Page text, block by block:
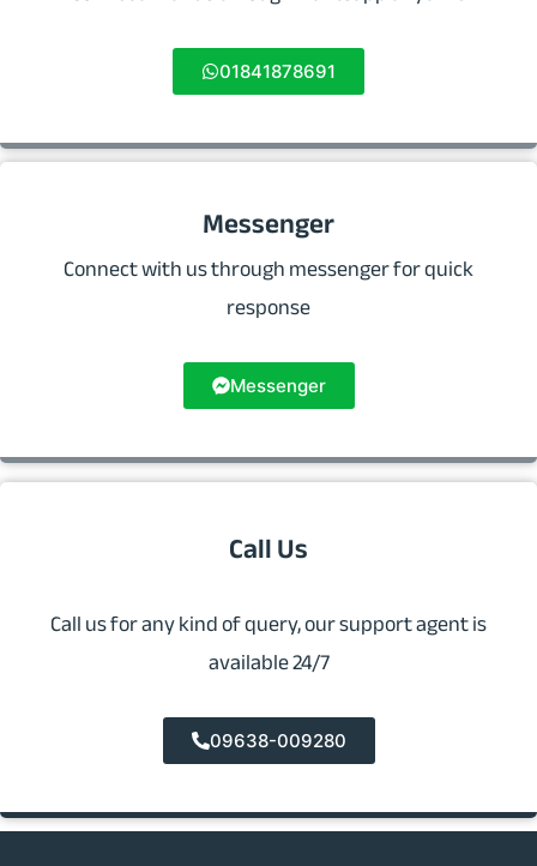
01841878691
Messenger
Connect with us through messenger for quick
response
Messenger
Call Us
Call us for any kind of query, our support agent is
available 24/7
09638-009280